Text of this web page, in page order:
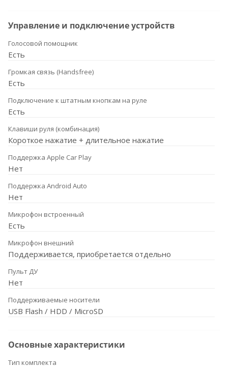
Управление и подключение устройств
Голосовой помощник
Есть
Громкая связь (Handsfree)
Есть
Подключение к штатным кнопкам на руле
Есть
Клавиши руля (комбинация)
Короткое нажатие + длительное нажатие
Поддержка Apple Car Play
Нет
Поддержка Android Auto
Нет
Микрофон встроенный
Есть
Микрофон внешний
Поддерживается, приобретается отдельно
Пульт ДУ
Нет
Поддерживаемые носители
USB Flash / HDD / MicroSD
Основные характеристики
Тип комплекта